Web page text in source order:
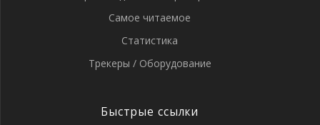
Самое читаемое
Статистика
Трекеры / Оборудование
Быстрые ссылки